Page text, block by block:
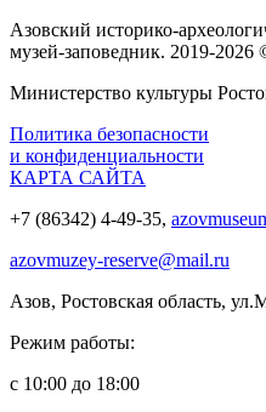
Азовский
музей‑заповедник. 2019-2026
Министерство культуры
Политика безопасности
и конфиденциальности
КАРТА САЙТА
+7 (86342) 4-49-35,
azovmuzey-reserve@mail.ru
Азов, Ростовская область,
Режим работы:
с 10:00 до 18:00